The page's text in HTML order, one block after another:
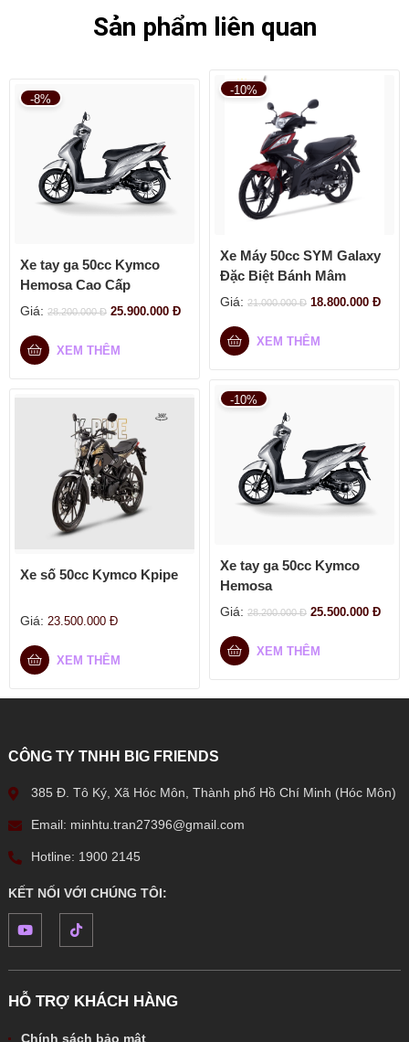
Sản phẩm liên quan
-10%
Xe Máy 50cc SYM Galaxy
Đặc Biệt Bánh Mâm
Giá: 21.000.000Đ 18.800.000 Đ
XEM THÊM
-8%
Xe tay ga 50cc Kymco
Hemosa Cao Cấp
Giá: 28.200.000Đ 25.900.000 Đ
XEM THÊM
-10%
Xe tay ga 50cc Kymco
Hemosa
Giá: 28.200.000Đ 25.500.000 Đ
XEM THÊM
Xe số 50cc Kymco Kpipe
Giá: 23.500.000 Đ
XEM THÊM
CÔNG TY TNHH BIG FRIENDS
385 Đ. Tô Ký, Xã Hóc Môn, Thành phố Hồ Chí Minh (Hóc Môn)
Email: minhtu.tran27396@gmail.com
Hotline: 1900 2145
KẾT NỐI VỚI CHÚNG TÔI:
HỖ TRỢ KHÁCH HÀNG
Chính sách bảo mật